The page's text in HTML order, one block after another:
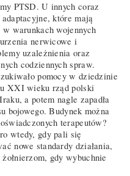
PTSD. U innych coraz
które mają
warunkach wojennych
nerwicowe i
uzależnienia oraz
codziennych spraw.
pomocy w dziedzinie
XXI wieku rząd polski
a potem nagle zapadła
bojowego. Budynek można
terapeutów?
wtedy, gdy pali się
nowe standardy działania,
gdy wybuchnie